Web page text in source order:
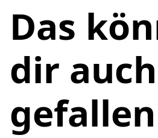
Das
dir auch
gefallen